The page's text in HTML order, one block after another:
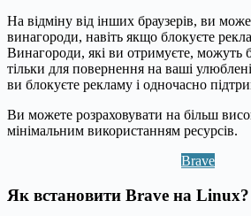
На відміну від інших браузерів, ви
винагороди, навіть якщо блокуєте
Винагороди, які ви отримуєте, можуть
тільки для повернення на ваші
ви блокуєте рекламу і одночасно
Ви можете розраховувати на більш
мінімальним використанням ресурсів.
Brave
Як встановити Brave на Linux?